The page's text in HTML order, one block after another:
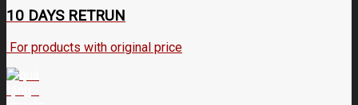
10 DAYS RETRUN
For products with original price